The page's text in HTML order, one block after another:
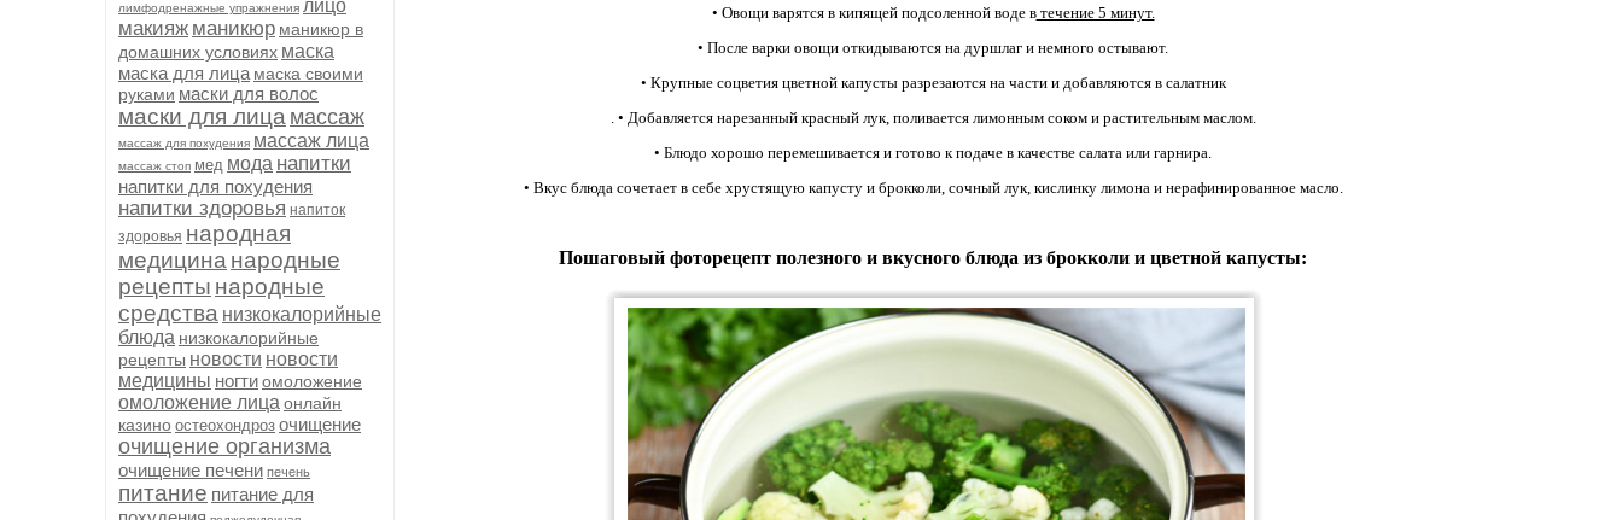
лимфодренажные упражнения лицо
макияж маникюр маникюр в
домашних условиях маска
маска для лица маска своими
руками маски для волос
маски для лица массаж
массаж для похудения массаж лица
массаж стоп мед мода напитки
напитки для похудения
напитки здоровья напиток
здоровья народная
медицина народные
рецепты народные
средства низкокалорийные
блюда низкокалорийные
рецепты новости новости
медицины ногтиомоложение
омоложение лица онлайн
казино остеохондроз очищение
очищение организма
очищение печени печень
питание питание для
• Овощи варятся в кипящей подсоленной воде втечение 5 минут.
• После варки овощи откидываются на дуршлаг и немного остывают.
• Крупные соцветия цветной капусты разрезаются на части и добавляются в салатник
. • Добавляется нарезанный красный лук, поливается лимонным соком и растительным маслом.
• Блюдо хорошо перемешивается и готово к подаче в качестве салата или гарнира.
• Вкус блюда сочетает в себе хрустящую капусту и брокколи, сочный лук, кислинку лимона и нерафинированное масло.
Пошаговый фоторецепт полезного и вкусного блюда из брокколи и цветной капусты: